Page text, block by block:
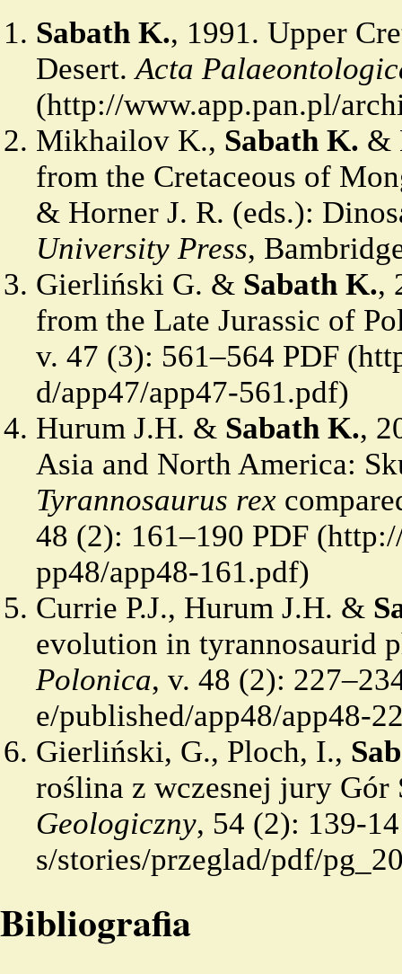
Sabath K., 1991. Upper
Desert.Acta
Mikhailov K., Sabath K. &
from the Cretaceous of
& Horner J. R. (eds.):
University Press,
Gierliński G. & Sabath K.,
from the Late Jurassic of
v. 47 (3): 561–564 PDF
Hurum J.H. & Sabath K.,
Asia and North America:
Tyrannosaurus rex
48 (2): 161–190 PDF
Currie P.J., Hurum J.H. &
evolution in tyrannosaurid
Polonica, v. 48 (2):
Gierliński, G., Ploch, I.,
roślina z wczesnej jury
Geologiczny, 54 (2): 139-
Bibliografia